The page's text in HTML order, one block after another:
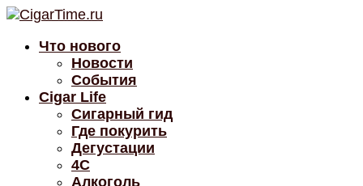
Что нового
Новости
События
Cigar Life
Сигарный гид
Где покурить
Дегустации
4C
Алкоголь